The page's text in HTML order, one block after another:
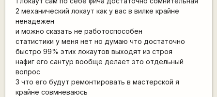
2 механический локаут как у вас в вилке крайне
ненадежен
и можно сказать не работоспособен
статистики у меня нет но думаю что достаточно
быстро 99% этих локаутов выходят из строя
нафиг его сантур вообще делает это отдельный
вопрос
3 что его будут ремонтировать в мастерской я
крайне совмневаюсь